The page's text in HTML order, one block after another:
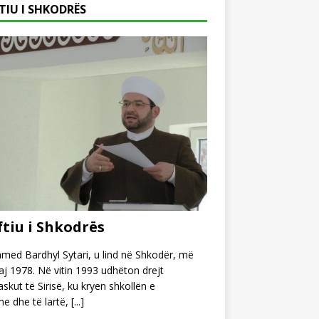
I SHKODRËS
i Shkodrës
Bardhyl Sytari, u lind në Shkodër, më
1978. Në vitin 1993 udhëton drejt
të Sirisë, ku kryen shkollën e
dhe të lartë, [...]